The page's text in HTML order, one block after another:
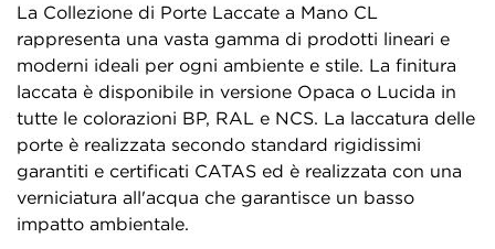
La Collezione di Porte Laccate a Mano CL
rappresenta una vasta gamma di prodotti lineari e
moderni ideali per ogni ambiente e stile. La finitura
laccata è disponibile in versione Opaca o Lucida in
tutte le colorazioni BP, RAL e NCS. La laccatura delle
porte è realizzata secondo standard rigidissimi
garantiti e certificati CATAS ed è realizzata con una
verniciatura all'acqua che garantisce un basso
impatto ambientale.